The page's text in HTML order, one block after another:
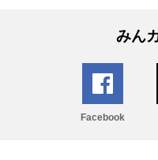
みん
Facebook